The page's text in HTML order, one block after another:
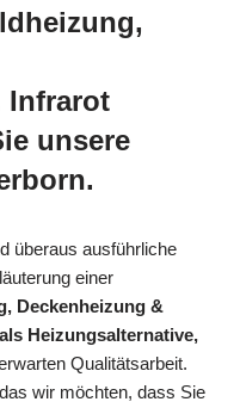
Infrarot
unsere
überaus ausführliche
einer
Deckenheizung &
Heizungsalternative,
Qualitätsarbeit.
wir möchten, dass Sie